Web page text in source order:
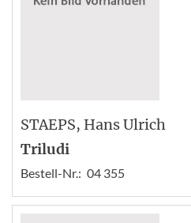
STAEPS, Hans Ulrich
Triludi
Bestell-Nr.: 04 355